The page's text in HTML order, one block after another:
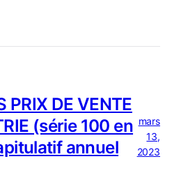
PRIX DE VENTE
(série 100 en
annuel
mars
13,
2023